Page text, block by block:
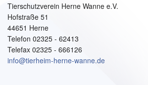
Tierschutzverein Herne Wanne e.V.
Hofstraße 51
44651 Herne
Telefon 02325 - 62413
Telefax 02325 - 666126
info@tierheim-herne-wanne.de